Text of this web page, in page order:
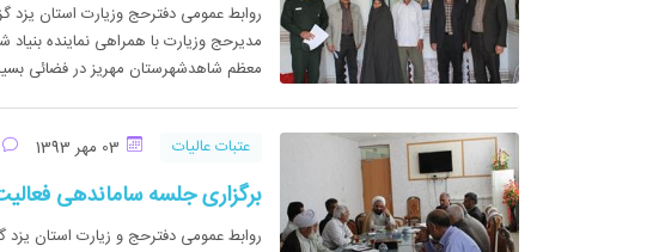
روابط عمومی دفترحج وزیارت استان
مدیرحج وزیارت با همراهی نماینده بنیاد
معظم شاهدشهرستان مهریز در فضائی
عتبات عالیات
برگزاری جلسه ساماندهی
روابط عمومی دفترحج و زیارت استان